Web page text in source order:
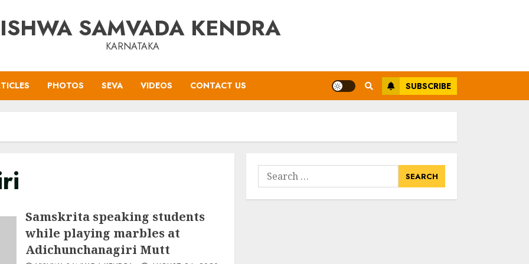
SAMVADA KENDRA
KARNATAKA
PHOTOS SEVA VIDEOS CONTACT US SUBSCRIBE
Samskrita speaking students
while playing marbles at
Adichunchanagiri Mutt
Search
for: